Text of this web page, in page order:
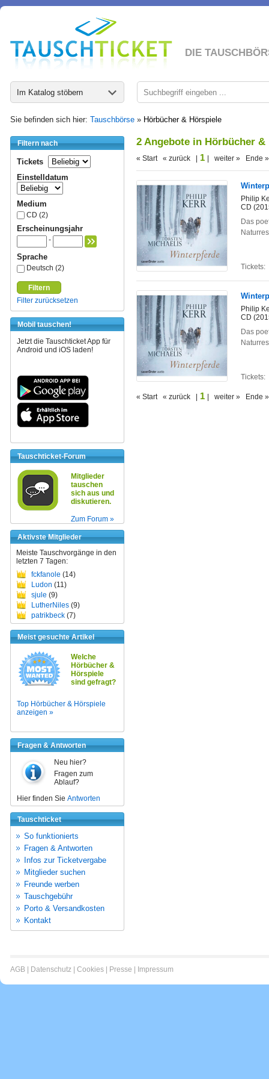
DIE
Im Katalog stöbern
Sie befinden sich hier: Tauschbörse » Hörbücher & Hörspiele
Filtern nach
Tickets
Einstelldatum
Medium
CD (2)
Erscheinungsjahr
-
Sprache
Deutsch (2)
Filtern
Filter zurücksetzen
Mobil tauschen!
Jetzt die Tauschticket App für
Android und iOS laden!
Tauschticket-Forum
Mitglieder
tauschen
sich aus und
diskutieren.
Zum Forum »
Aktivste Mitglieder
Meiste Tauschvorgänge in den
letzten 7 Tagen:
fckfanole (14)
Ludon (11)
sjule (9)
LutherNiles (9)
patrikbeck (7)
Meist gesuchte Artikel
Welche
Hörbücher &
Hörspiele
sind gefragt?
Top Hörbücher & Hörspiele
anzeigen »
Fragen & Antworten
Neu hier?
Fragen zum
Ablauf?
Hier finden Sie Antworten
Tauschticket
So funktionierts
Fragen & Antworten
Infos zur Ticketvergabe
Mitglieder suchen
Freunde werben
Tauschgebühr
Porto & Versandkosten
Kontakt
2 Angebote in Hörbücher
« Start « zurück | 1 | weiter » Ende »
Philip
CD
Das
Tickets:
Philip
CD
Das
Tickets:
« Start « zurück | 1 | weiter » Ende »
AGB Datenschutz Cookies Presse Impressum